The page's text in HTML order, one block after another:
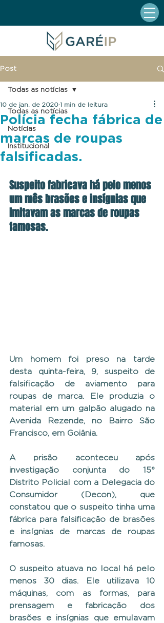
Post
Todas as notícias
Notícias
Institucional
Todas as notícias
Polícia fecha fábrica de
marcas de roupas
falsificadas.
10 de jan. de 2020 1 min de leitura
Suspeito fabricava há pelo menos
um mês brasões e insígnias que
imitavam as marcas de roupas
famosas.
Um homem foi preso na tarde
desta quinta-feira, 9, suspeito de
falsificação de aviamento para
roupas de marca. Ele produzia o
material em um galpão alugado na
Avenida Rezende, no Bairro São
Francisco, em Goiânia.
A prisão aconteceu após
investigação conjunta do 15°
Distrito Policial com a Delegacia do
Consumidor (Decon), que
constatou que o suspeito tinha uma
fábrica para falsificação de brasões
e insígnias de marcas de roupas
famosas.
O suspeito atuava no local há pelo
menos 30 dias. Ele utilizava 10
máquinas, com as formas, para
prensagem e fabricação dos
brasões e insígnias que emulavam